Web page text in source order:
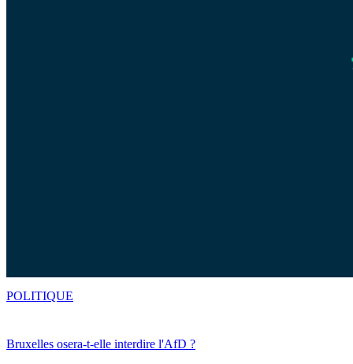
Bruxelles osera-t-elle interdire l'AfD ?
POLITIQUE